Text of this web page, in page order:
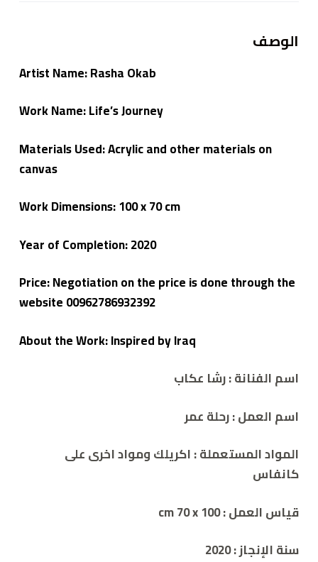
الوصف
Artist Name: Rasha Okab
Work Name: Life’s Journey
Materials Used: Acrylic and other materials on
canvas
Work Dimensions: 100 x 70 cm
Year of Completion: 2020
Price: Negotiation on the price is done through the
website 00962786932392
About the Work: Inspired by Iraq
اسم الفنانة : رشا عكاب
اسم العمل :رحلة عمر
المواد المستعملة :اكريلك ومواد اخرىعلى
كانفاس
قياس العمل : cm 70 x 100
سنة الإنجاز :2020